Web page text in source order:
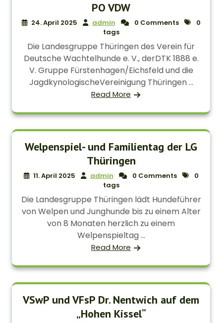
PO VDW
24. April 2025 admin 0 Comments
0
tags
Die Landesgruppe Thüringen des Verein für
Deutsche Wachtelhunde e. V., derDTK 1888 e.
V. Gruppe Fürstenhagen/Eichsfeld und die
JagdkynologischeVereinigung Thüringen ...
Read More
Welpenspiel- und Familientag der LG
Thüringen
11. April 2025 admin 0 Comments
0
tags
Die Landesgruppe Thüringen lädt Hundeführer
von Welpen und Junghunde bis zu einem Alter
von 8 Monaten herzlich zu einem
Welpenspieltag ...
Read More
VSwP und VFsP Dr. Nentwich auf dem
„Hohen Kissel“